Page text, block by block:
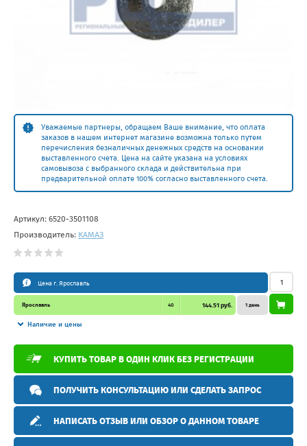
Уважаемые партнеры, обращаем Ваше внимание, что оплата
заказов в нашем интернет магазине возможна только путем
перечисления безналичных денежных средств на основании
выставленного счета. Цена на сайте указана на условиях
самовывоза с выбранного склада и действительна при
предварительной оплате 100% согласно выставленного счета.
Артикул: 6520-3501108
Производитель: КАМАЗ
Цена г. Ярославль
Ярославль 40 144.51 руб.
Наличие и цены
1 день
КУПИТЬ ТОВАР В ОДИН КЛИК БЕЗ РЕГИСТРАЦИИ
ПОЛУЧИТЬ КОНСУЛЬТАЦИЮ ИЛИ СДЕЛАТЬ ЗАПРОС
НАПИСАТЬ ОТЗЫВ ИЛИ ОБЗОР О ДАННОМ ТОВАРЕ